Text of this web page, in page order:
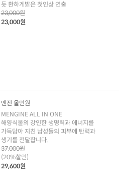
듯 환하게밝은 첫인상 연출
23,000원
23,000원
멘진 올인원
MENGINE ALL IN ONE
해양식물의 강인한 생명력과 에너지를
가득담아 지친 남성들의 피부에 탄력과
생기를 전달합니다.
37,000원
(20%할인)
29,600원